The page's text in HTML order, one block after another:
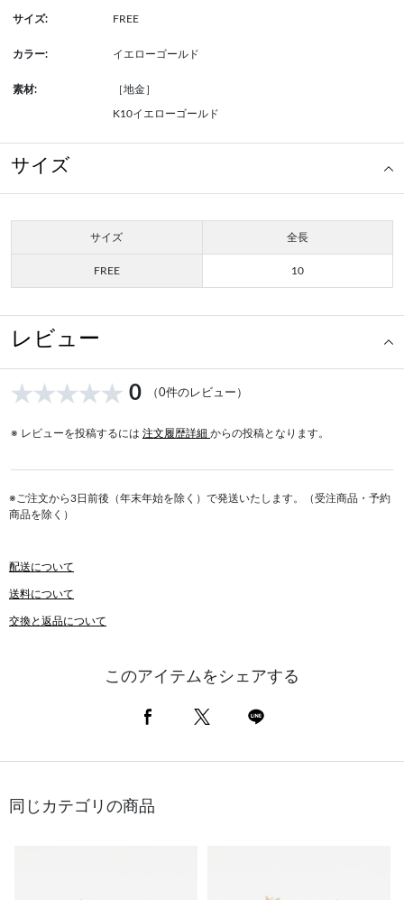
サイズ: FREE
カラー: イエローゴールド
素材: ［地金］
K10イエローゴールド
サイズ
サイズ 全長
FREE 10
レビュー
0 （0件のレビュー）
※ レビューを投稿するには 注文履歴詳細 からの投稿となります。
※ご注文から3日前後（年末年始を除く）で発送いたします。（受注商品・予約
商品を除く）
配送について
送料について
交換と返品について
このアイテムをシェアする
同じカテゴリの商品